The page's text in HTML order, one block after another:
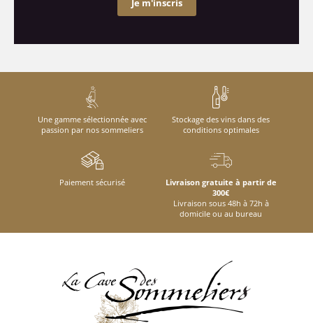
Je m'inscris
Une gamme sélectionnée avec
passion par nos sommeliers
Stockage des vins dans des
conditions optimales
Paiement sécurisé
Livraison gratuite à partir de
300€
Livraison sous 48h à 72h à
domicile ou au bureau